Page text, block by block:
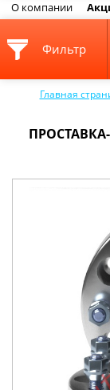
О компании
Главная
ПРОСТАВКА-
Фильтр